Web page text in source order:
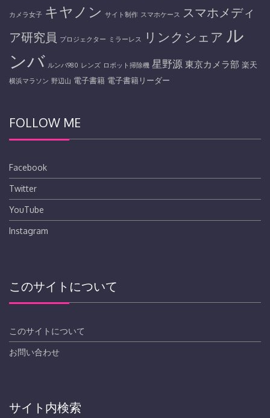
カメラ女子 キヤノン サイト制作 スマホケース スマホメディ
ア研究員 プロジェクター ミラーレス リンクシェア ル
ンバ ルンバ980 レンズ ロボット掃除機 星野源 東京カメラ部 楽天
横浜マラソン 野辺山 電子書籍 電子書籍リーダー
FOLLOW ME
Facebook
Twitter
YouTube
Instagram
このサイトについて
このサイトについて
お問い合わせ
サイト内検索